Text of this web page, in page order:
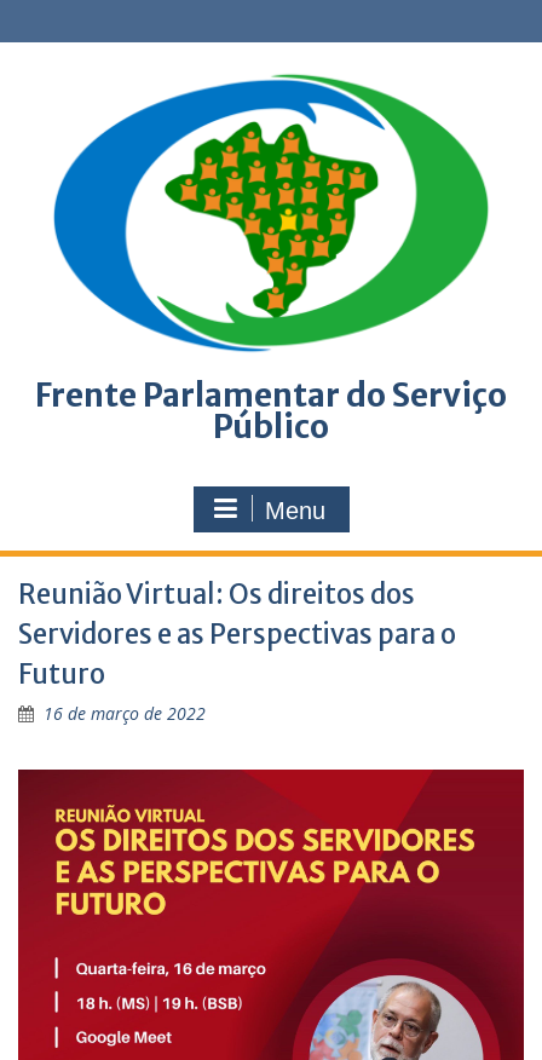
to
Frente Parlamentar do Serviço
Público
Menu
Reunião Virtual: Os direitos dos
Servidores e as Perspectivas para o
Futuro
16 de março de 2022